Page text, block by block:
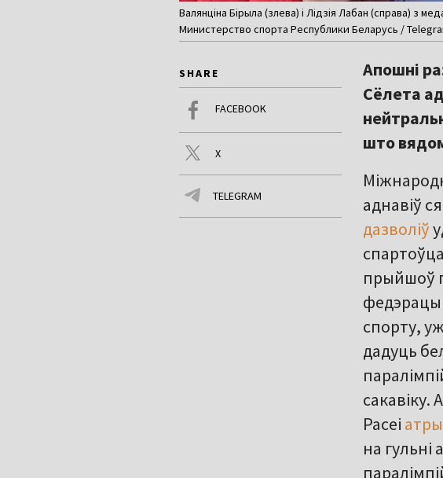
Валянціна Бірыла (злева) і Лідзія Лабан (справа) з
Министерство спорта Республики Беларусь /
SHARE
FACEBOOK
X
TELEGRAM
Апошні
Сёлета
што
аднавіў
дазволіў
прыйшоў
спорту,
дадуць
сакавіку.
Расеі
на гульні